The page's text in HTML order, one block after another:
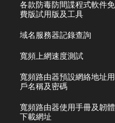
各款防毒防間諜程式軟件免
費版試用版及工具
域名服務器記錄查詢
寬頻上網速度測試
寬頻路由器預設網絡地址用
戶名稱及密碼
寬頻路由器使用手冊及韌體
下載網址